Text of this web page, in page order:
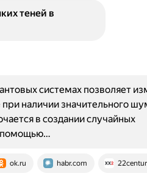
теней в
ok.ru habr.com
системах позволяет
наличии значительного
в создании случайных
помощью…